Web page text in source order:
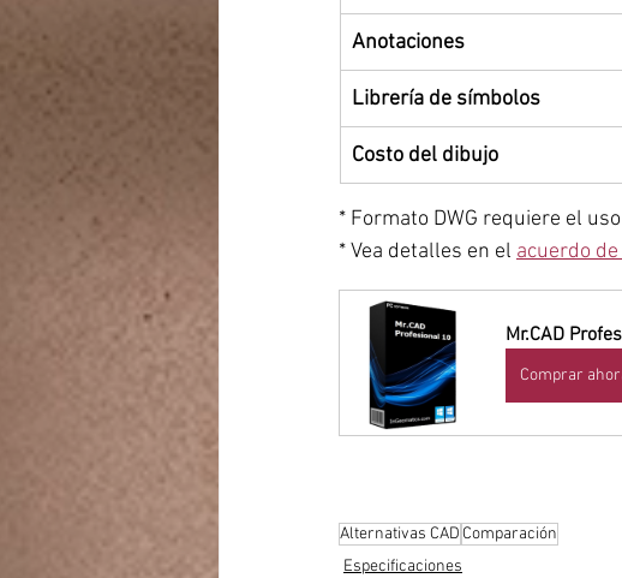
​Anotaciones
​Librería de símbolos
​Costo del dibujo
* Formato DWG requiere el
* Vea detalles en el acuerdo
Mr.CAD
Comprar
Alternativas CAD Comparación
Especificaciones